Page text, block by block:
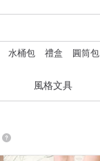
水桶包 禮盒 圓筒包
風格文具